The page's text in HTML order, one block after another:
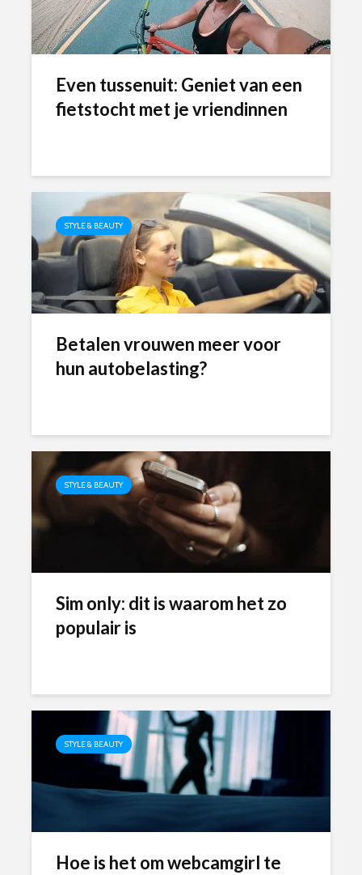
Even tussenuit: Geniet van een
fietstocht met je vriendinnen
STYLE & BEAUTY
Betalen vrouwen meer voor
hun autobelasting?
STYLE & BEAUTY
Sim only: dit is waarom het zo
populair is
STYLE & BEAUTY
Hoe is het om webcamgirl te